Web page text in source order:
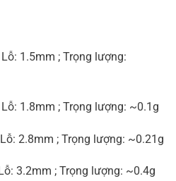
1.5mm ; Trọng lượng:
1.8mm ; Trọng lượng: ~0.1g
2.8mm ; Trọng lượng: ~0.21g
3.2mm ; Trọng lượng: ~0.4g